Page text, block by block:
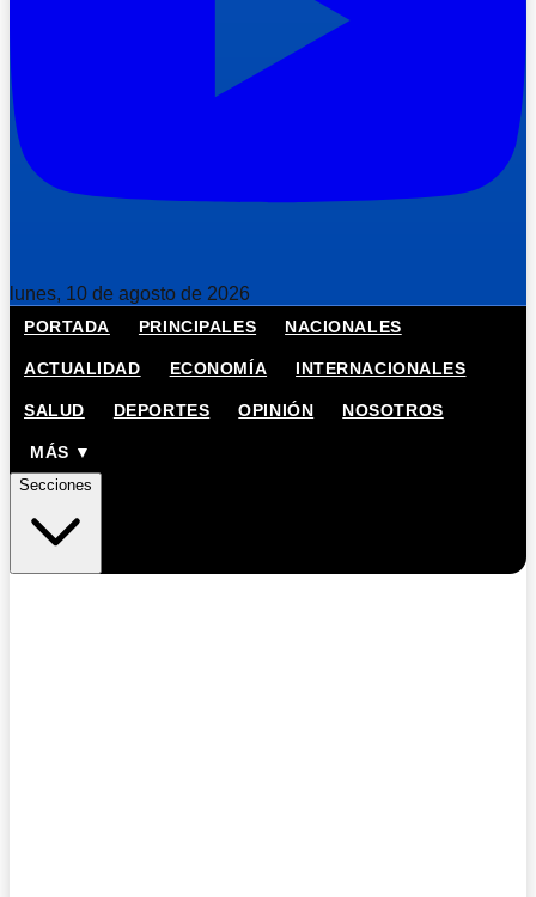
lunes, 10 de agosto de 2026
PORTADA PRINCIPALES NACIONALES
ACTUALIDAD ECONOMÍA INTERNACIONALES
SALUD DEPORTES OPINIÓN NOSOTROS
MÁS ▼
Secciones